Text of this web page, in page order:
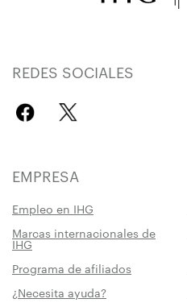
REDES SOCIALES
EMPRESA
Empleo en IHG
Marcas internacionales de
IHG
Programa de afiliados
¿Necesita ayuda?